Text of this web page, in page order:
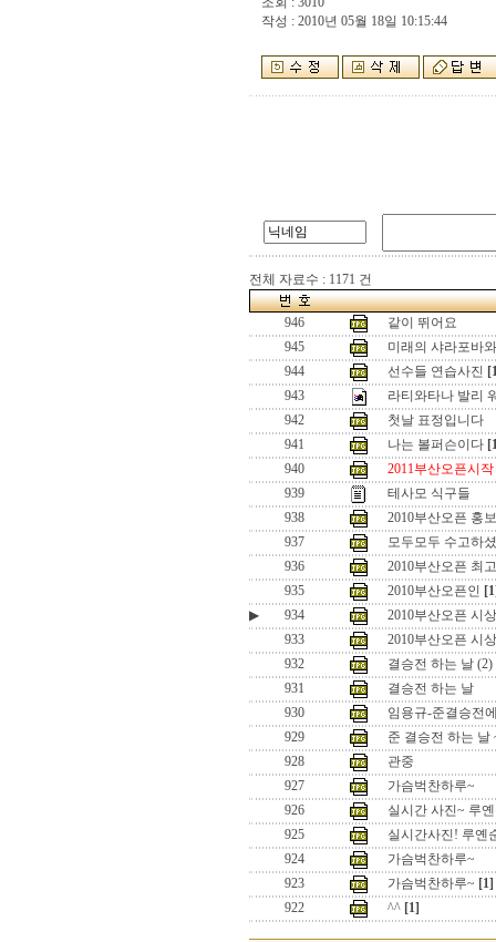
작성 : 2010년 05월 18일 10:15:44
전체 자료수 : 1171 건
946
같이 뛰어요
945
미래의 샤라포바
944
선수들 연습사진
943
라티와타나 발리
942
첫날 표정입니다
941
나는 볼퍼슨이다
940
2011부산오픈시작
939
테사모 식구들
938
2010부산오픈 홍
937
모두모두 수고하
936
2010부산오픈 최
935
2010부산오픈인
▶
934
2010부산오픈 시
933
2010부산오픈 시
932
결승전 하는 날 (2)
931
결승전 하는 날
930
임용규-준결승전
929
준 결승전 하는 날
928
관중
927
가슴벅찬하루~
926
실시간 사진~ 루
925
실시간사진! 루옌
924
가슴벅찬하루~
923
가슴벅찬하루~ [1]
922
^^ [1]